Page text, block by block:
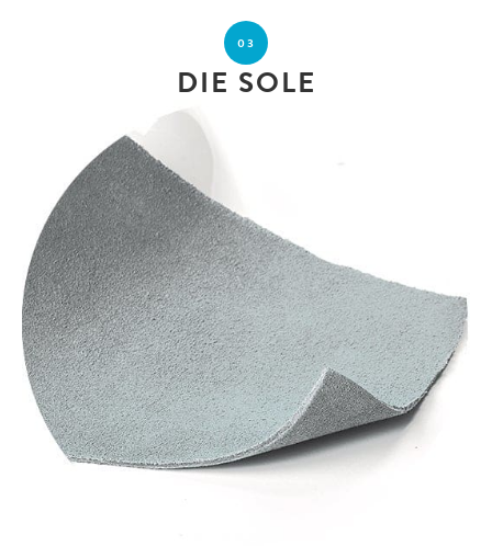
03
DIE SOLE